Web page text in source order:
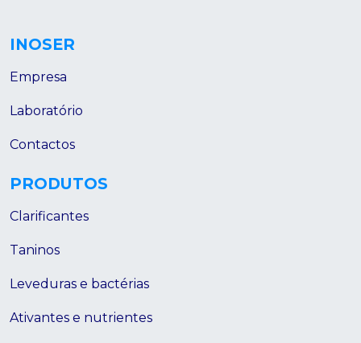
INOSER
Empresa
Laboratório
Contactos
PRODUTOS
Clarificantes
Taninos
Leveduras e bactérias
Ativantes e nutrientes